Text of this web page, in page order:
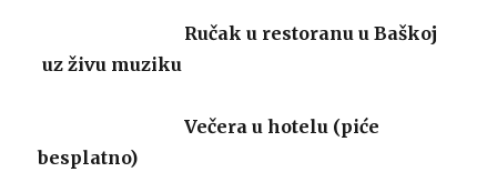
Ručak u restoranu u Baškoj
uz živu muziku
Večera u hotelu (piće
besplatno)